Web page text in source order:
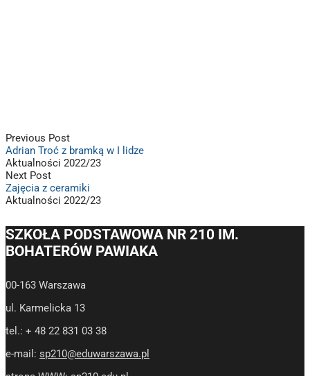
Previous Post
Adrian Troć z bramką w I lidze
Aktualności 2022/23
Next Post
Zajęcia z ceramiki
Aktualności 2022/23
SZKOŁA PODSTAWOWA NR 210 IM.
BOHATERÓW PAWIAKA
00-163 Warszawa
ul. Karmelicka 13
tel.: + 48 22 831 03 38
e-mail: sp210@eduwarszawa.pl